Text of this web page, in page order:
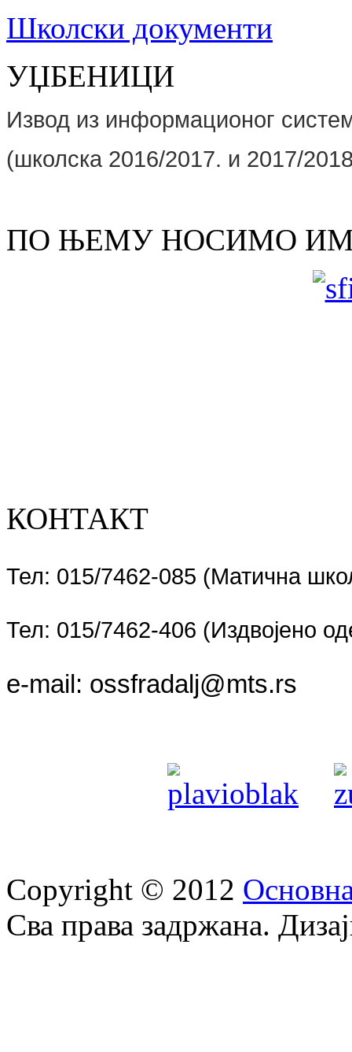
Школски документи
УЏБЕНИЦИ
Извод из информационог
(школскa 2016/2017. и 2017/
ПО ЊЕМУ НОСИМО
КОНТАКТ
Тел: 015/7462-085 (Матична
Тел: 015/7462-406 (Издвојено
e-mail: ossfradalj@mts.rs
Copyright © 2012
Сва права задржана.